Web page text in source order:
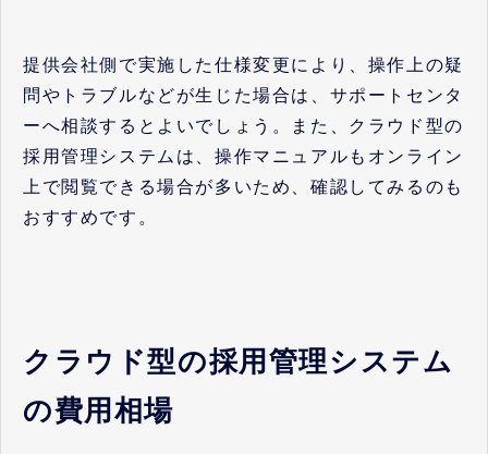
提供会社側で実施した仕様変更により、操作上の疑
問やトラブルなどが生じた場合は、サポートセンタ
ーへ相談するとよいでしょう。また、クラウド型の
採用管理システムは、操作マニュアルもオンライン
上で閲覧できる場合が多いため、確認してみるのも
おすすめです。
クラウド型の採用管理システム
の費用相場